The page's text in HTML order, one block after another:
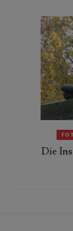
Die